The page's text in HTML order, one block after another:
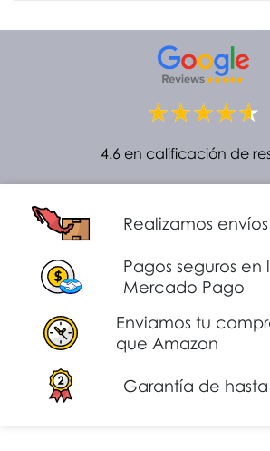
4.6 en calificación de
Realizamos
Pagos seguros
Mercado Pago
Enviamos tu
que Amazon
Garantía de